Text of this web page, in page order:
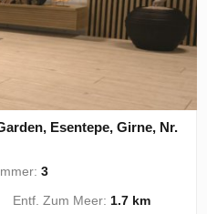
Esentepe, Girne, Nr.
3
Entf. Zum Meer:1.7 km